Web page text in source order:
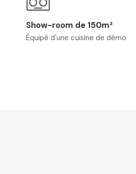
Show-room de 150m²
Équipé d'une cuisine de démo